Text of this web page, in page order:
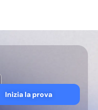
Inizia la prova